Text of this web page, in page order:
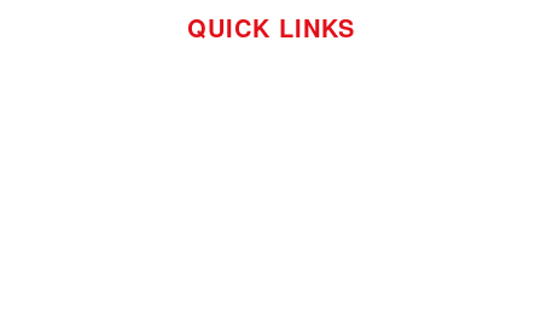
QUICK LINKS